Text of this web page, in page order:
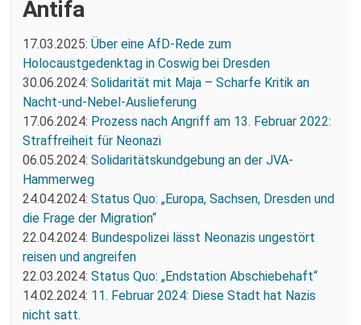
Antifa
17.03.2025: Über eine AfD-Rede zum
Holocaustgedenktag in Coswig bei Dresden
30.06.2024: Solidarität mit Maja – Scharfe Kritik an
Nacht-und-Nebel-Auslieferung
17.06.2024: Prozess nach Angriff am 13. Februar 2022:
Straffreiheit für Neonazi
06.05.2024: Solidaritätskundgebung an der JVA-
Hammerweg
24.04.2024: Status Quo: „Europa, Sachsen, Dresden und
die Frage der Migration“
22.04.2024: Bundespolizei lässt Neonazis ungestört
reisen und angreifen
22.03.2024: Status Quo: „Endstation Abschiebehaft“
14.02.2024: 11. Februar 2024: Diese Stadt hat Nazis
nicht satt.